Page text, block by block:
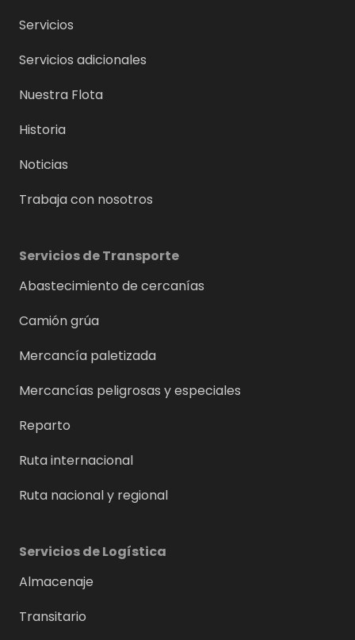
Servicios
Servicios adicionales
Nuestra Flota
Historia
Noticias
Trabaja con nosotros
Servicios de Transporte
Abastecimiento de cercanías
Camión grúa
Mercancía paletizada
Mercancías peligrosas y especiales
Reparto
Ruta internacional
Ruta nacional y regional
Servicios de Logística
Almacenaje
Transitario